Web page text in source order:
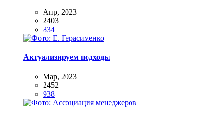
Апр, 2023
2403
834
Актуализируем подходы
Мар, 2023
2452
938